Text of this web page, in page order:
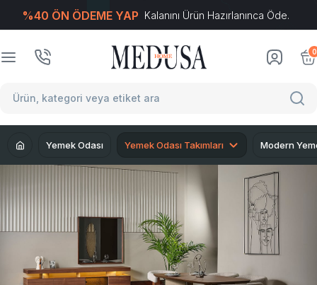
%40 ÖN ÖDEME YAP Kalanını Ürün Hazırlanınca Öde.
0
Yemek Odası Yemek Odası Takımları Modern
T-Soft E-Ticaret Sistemleriyle Hazırlanmıştır.